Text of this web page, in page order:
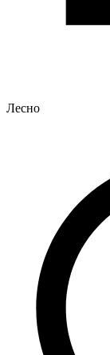
Лесно